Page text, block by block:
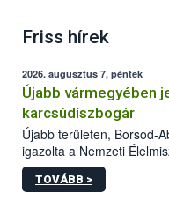
Friss hírek
2026. augusztus 7, péntek
Újabb vármegyében
karcsúdíszbogár
Újabb területen, Borsod-
igazolta a Nemzeti
kőrisrontó
kártevőt nem csak
TOVÁBB >